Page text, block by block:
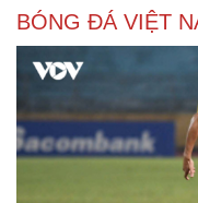
BÓNG ĐÁ VIỆT